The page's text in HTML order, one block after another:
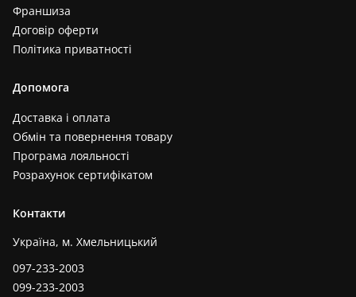
Франшиза
Договір оферти
Політика приватності
Допомога
Доставка і оплата
Обмін та повернення товару
Програма лояльності
Розрахунок сертифікатом
Контакти
Україна, м. Хмельницький
097-233-2003
099-233-2003